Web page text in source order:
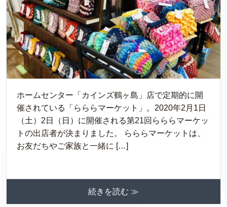
ホームセンター「カインズ鶴ヶ島」店で定期的に開
催されている「らららマーケット」。2020年2月1日
（土）2日（日）に開催される第21回らららマーケッ
トの出店者が決まりました。 らららマーケットは、
お友だちやご家族と一緒に […]
続きを読む ≫